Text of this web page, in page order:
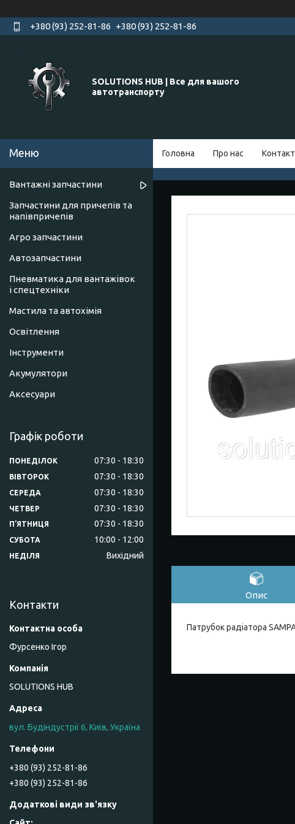
+380 (93) 252-81-86 +380 (93) 252-81-86
SOLUTIONS HUB | Все для вашого
автотранспорту
Головна Про нас
Опис
Патрубок радіатора
Вантажні запчастини
Запчастини для причепів та
напівпричепів
Агро запчастини
Автозапчастини
Пневматика для вантажівок
і спецтехніки
Мастила та автохімія
Освітлення
Інструменти
Акумулятори
Аксесуари
Графік роботи
ПОНЕДІЛОК 07:30 18:30
ВІВТОРОК 07:30 18:30
СЕРЕДА 07:30 18:30
ЧЕТВЕР 07:30 18:30
ПʼЯТНИЦЯ 07:30 18:30
СУБОТА 10:00 12:00
НЕДІЛЯ Вихідний
Контакти
Фурсенко Ігор
SOLUTIONS HUB
вул. Будіндустрії 6, Київ, Україна
+380 (93) 252-81-86
+380 (93) 252-81-86